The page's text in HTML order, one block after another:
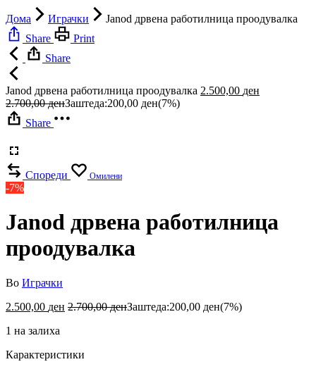
Дома Играчки
Janod дрвена работилница проодувалка
Share
Print
Share
Janod дрвена работилница проодувалка 2.500,00 ден
2.700,00денЗаштеда:200,00 ден(7%)
Share
Спореди Омилени
-7%
Janod дрвена работилница
проодувалка
Во Играчки
2.500,00 ден 2.700,00денЗаштеда:200,00 ден(7%)
1 на залиха
Карактеристики